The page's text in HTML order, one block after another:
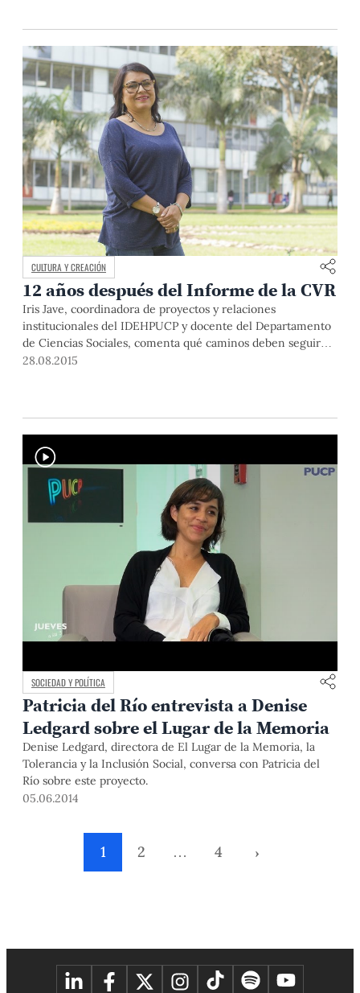
CULTURA Y CREACIÓN
12 años después del Informe de la CVR
Iris Jave, coordinadora de proyectos y relaciones
institucionales del IDEHPUCP y docente del Departamento
de Ciencias Sociales, comenta qué caminos deben seguir
tanto los partidos políticos, el Estado y la sociedad civil para
28.08.2015
SOCIEDAD Y POLÍTICA
Patricia del Río entrevista a Denise
Ledgard sobre el Lugar de la Memoria
Denise Ledgard, directora de El Lugar de la Memoria, la
Tolerancia y la Inclusión Social, conversa con Patricia del
Río sobre este proyecto.
05.06.2014
1 2 … 4 ›